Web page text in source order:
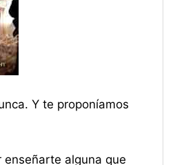
Y te proponíamos
alguna que